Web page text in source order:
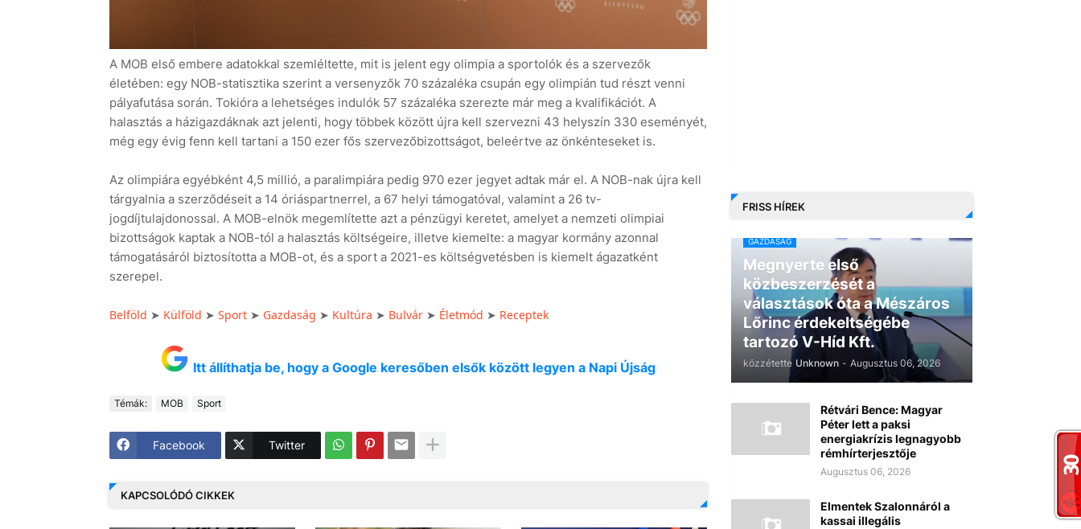
A MOB első embere adatokkal szemléltette, mit is jelent egy olimpia a sportolók és a szervezők
életében: egy NOB-statisztika szerint a versenyzők 70 százaléka csupán egy olimpián tud részt venni
pályafutása során. Tokióra a lehetséges indulók 57 százaléka szerezte már meg a kvalifikációt. A
halasztás a házigazdáknak azt jelenti, hogy többek között újra kell szervezni 43 helyszín 330 eseményét,
még egy évig fenn kell tartani a 150 ezer fős szervezőbizottságot, beleértve az önkénteseket is.
Az olimpiára egyébként 4,5 millió, a paralimpiára pedig 970 ezer jegyet adtak már el. A NOB-nak újra kell
tárgyalnia a szerződéseit a 14 óriáspartnerrel, a 67 helyi támogatóval, valamint a 26 tv-
jogdíjtulajdonossal. A MOB-elnök megemlítette azt a pénzügyi keretet, amelyet a nemzeti olimpiai
bizottságok kaptak a NOB-tól a halasztás költségeire, illetve kiemelte: a magyar kormány azonnal
támogatásáról biztosította a MOB-ot, és a sport a 2021-es költségvetésben is kiemelt ágazatként
szerepel.
Belföld ➤ Külföld ➤ Sport➤ Gazdaság ➤ Kultúra ➤ Bulvár➤ Életmód ➤ Receptek
Itt állíthatja be, hogy a Google keresőben elsők között legyen a Napi Újság
Témák: MOB Sport
Facebook Twitter
KAPCSOLÓDÓ CIKKEK
FRISS HÍREK
GAZDASÁG
Megnyerte első
közbeszerzését a
választások óta a Mészáros
Lőrinc érdekeltségébe
tartozó V-Híd Kft.
közzétette Unknown - Augusztus 06, 2026
Rétvári Bence: Magyar
Péter lett a paksi
energiakrízis legnagyobb
rémhírterjesztője
Augusztus 06, 2026
Elmentek Szalonnáról a
kassai illegális